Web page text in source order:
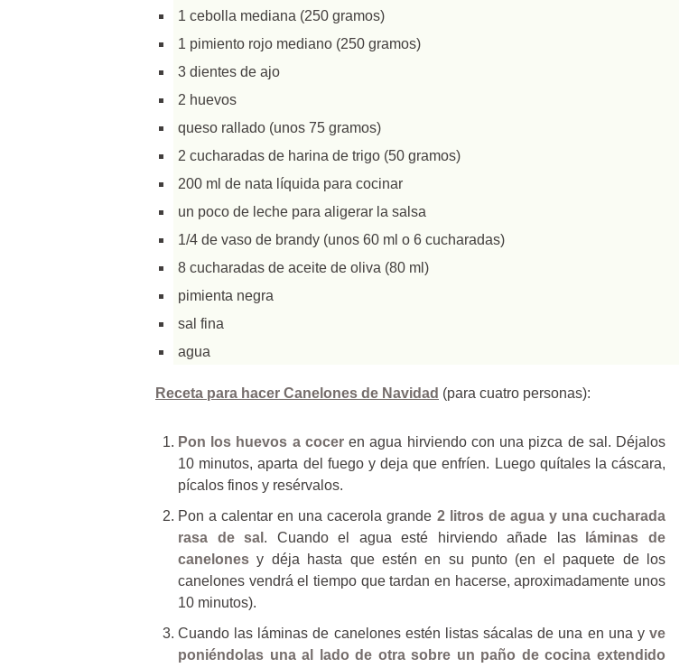
1 cebolla mediana (250 gramos)
1 pimiento rojo mediano (250 gramos)
3 dientes de ajo
2 huevos
queso rallado (unos 75 gramos)
2 cucharadas de harina de trigo (50 gramos)
200 ml de nata líquida para cocinar
un poco de leche para aligerar la salsa
1/4 de vaso de brandy (unos 60 ml o 6 cucharadas)
8 cucharadas de aceite de oliva (80 ml)
pimienta negra
sal fina
agua
Receta para hacer Canelones de Navidad (para cuatro personas):
Pon los huevos a coceren agua hirviendo con una pizca de sal. Déjalos
10 minutos, aparta del fuego y deja que enfríen. Luego quítales la cáscara,
pícalos finos y resérvalos.
Pon a calentar en una cacerola grande 2 litros de agua y una cucharada
rasa de sal . Cuando el agua esté hirviendo añade las
láminas de
canelones y déja hasta que estén en su punto (en el paquete de los
canelones vendrá el tiempo que tardan en hacerse, aproximadamente unos
10 minutos).
Cuando las láminas de canelones estén listas sácalas de una en una y ve
poniéndolas una al lado de otra sobre un paño de cocina extendido